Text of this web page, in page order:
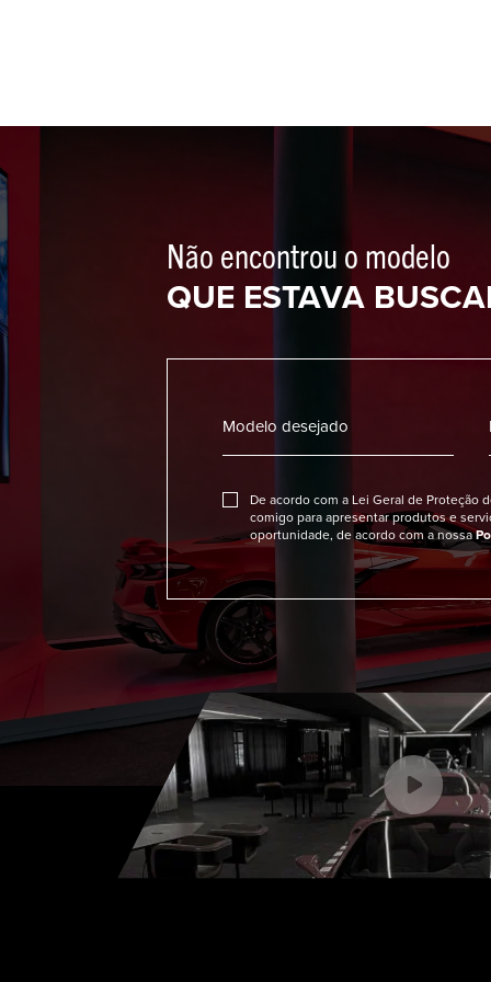
Não encontrou o modelo
QUE ESTAVA
De acordo com a Lei Geral de Proteção
comigo para apresentar produtos e
oportunidade, de acordo com a nossa